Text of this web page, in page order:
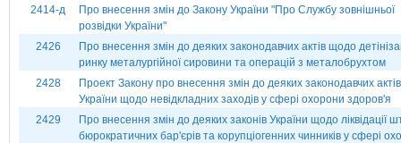
2414-д
Про внесення змін до Закону України "Про Службу зовнішньої
розвідки України"
2426
Про внесення змін до деяких законодавчих актів щодо
ринку металургійної сировини та операцій з металобрухтом
2428
Проект Закону про внесення змін до деяких законодавчих актів
України щодо невідкладних заходів у сфері охорони здоров'я
2429
Про внесення змін до деяких законів України щодо ліквідації
бюрократичних бар'єрів та корупціогенних чинників у сфері